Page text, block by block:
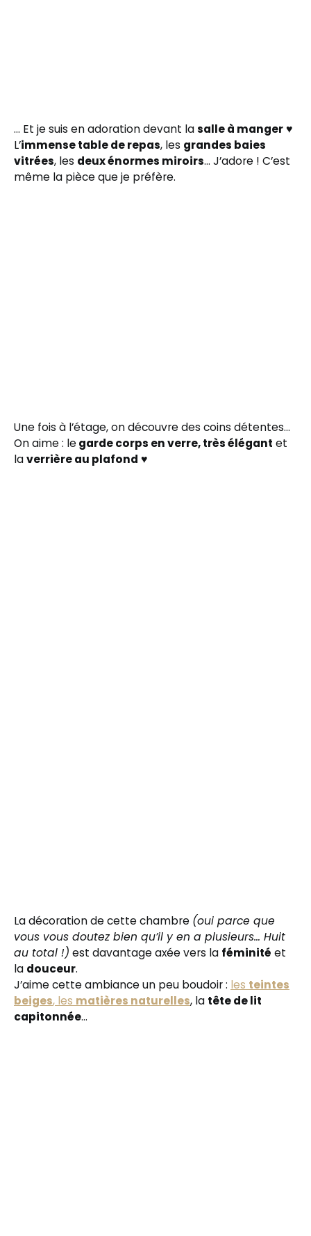
… Et je suis en adoration devant lasalle à manger♥
L’immense table de repas, les grandes baies
vitrées, les deux énormes miroirs… J’adore ! C’est
même la pièce que je préfère.
Une fois à l’étage, on découvre des coins détentes…
On aime : legarde corps en verre, très élégant et
laverrière au plafond ♥
La décoration de cette chambre (oui parce que
vous vous doutez bien qu’il y en a plusieurs… Huit
au total !) est davantage axée vers la féminité et
la douceur.
J’aime cette ambiance un peu boudoir : les teintes
beiges, les matières naturelles, la tête de lit
capitonnée…